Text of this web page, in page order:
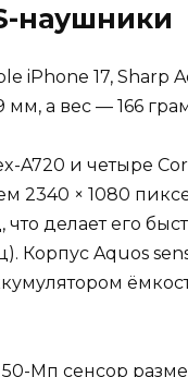
наушники
iPhone 17, Sharp
мм, а вес — 166
A720 и четыре
2340 × 1080
делает его
Корпус Aquos
Мп сенсор